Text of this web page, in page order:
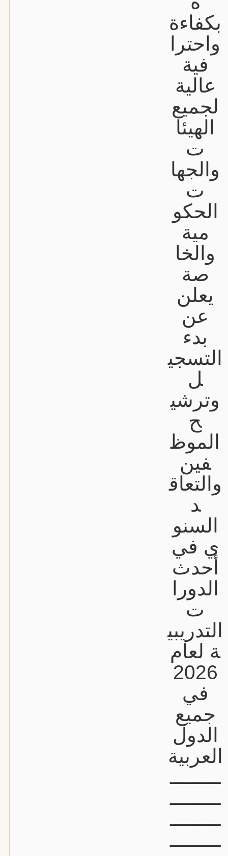
بكفاءة
واحترا
فية
عالية
لجميع
الهيئا
ت
والجها
ت
الحكو
مية
والخا
صة
يعلن
عن
بدء
التسجي
ل
وترشي
ح
الموظ
فين
والتعاق
د
السنو
ي في
أحدث
الدورا
ت
التدريبي
ة لعام
2026
في
جميع
الدول
العربية
ـــــــــ
ـــــــــ
ـــــــــ
ـــــــــ